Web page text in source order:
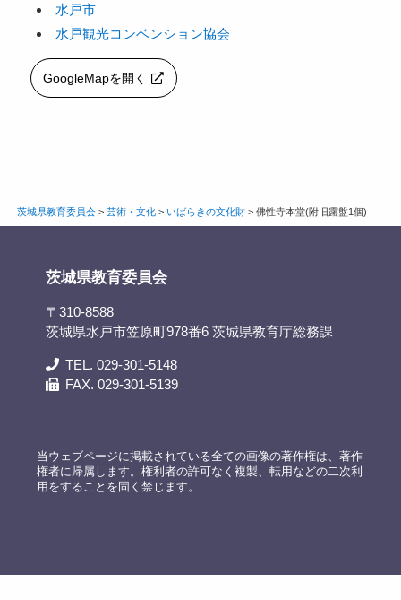
水戸市
水戸観光コンベンション協会
GoogleMapを開く
茨城県教育委員会> 芸術・文化> いばらきの文化財> 佛性寺本堂(附旧露盤1個)
茨城県教育委員会
〒310-8588
茨城県水戸市笠原町978番6 茨城県教育庁総務課
TEL. 029-301-5148
FAX. 029-301-5139
当ウェブページに掲載されている全ての画像の著作権は、著作
権者に帰属します。権利者の許可なく複製、転用などの二次利
用をすることを固く禁じます。